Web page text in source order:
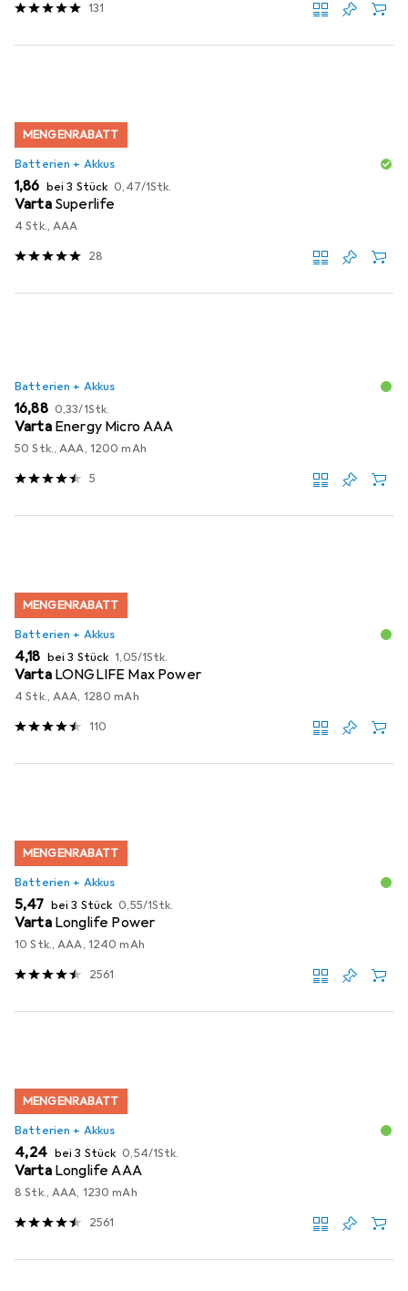
131
MENGENRABATT
Batterien + Akkus
EUR
1,86 bei 3 Stück EUR
0,47/1Stk.
Varta Superlife
4 Stk., AAA
28
Batterien + Akkus
EUR
16,88 EUR
0,33/1Stk.
Varta Energy Micro AAA
50 Stk., AAA, 1200 mAh
5
MENGENRABATT
Batterien + Akkus
EUR
4,18 bei 3 Stück EUR
1,05/1Stk.
Varta LONGLIFE Max Power
4 Stk., AAA, 1280 mAh
110
MENGENRABATT
Batterien + Akkus
EUR
5,47 bei 3 Stück EUR
0,55/1Stk.
Varta Longlife Power
10 Stk., AAA, 1240 mAh
2561
MENGENRABATT
Batterien + Akkus
EUR
4,24 bei 3 Stück EUR
0,54/1Stk.
Varta Longlife AAA
8 Stk., AAA, 1230 mAh
2561